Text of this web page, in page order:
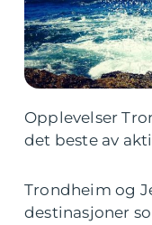
Opplevelser
det beste av
Trondheim og
destinasjoner